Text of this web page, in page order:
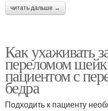
читать дальше →
Как ухаживать
переломом
пациентом с
бедра
Подходить к пациенту